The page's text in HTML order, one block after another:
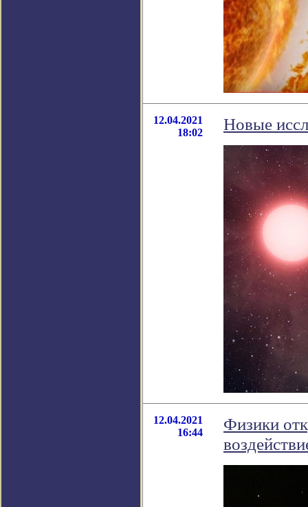
12.04.2021
18:02
Новые
12.04.2021
16:44
Физики